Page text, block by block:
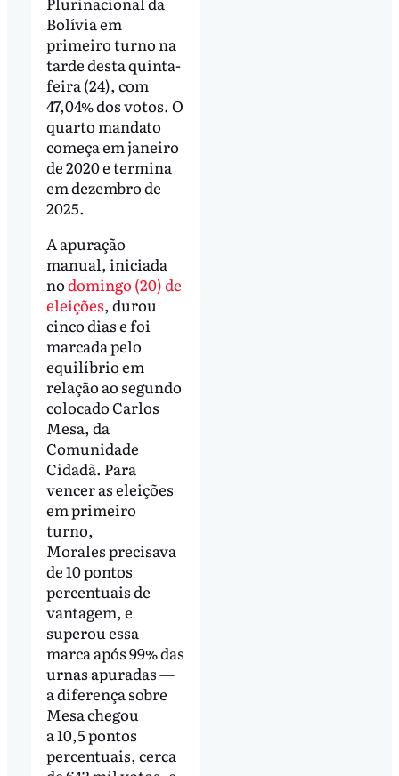
Bolívia em
primeiro turno na
tarde desta quinta-
feira (24), com
47,04% dos votos. O
quarto mandato
começa em janeiro
de 2020 e termina
em dezembro de
2025.
A apuração
manual, iniciada
nodomingo (20) de
eleições, durou
cinco dias e foi
marcada pelo
equilíbrio em
relação ao segundo
colocado Carlos
Mesa, da
Comunidade
Cidadã. Para
vencer as eleições
em primeiro
turno,
Morales precisava
de 10 pontos
percentuais de
vantagem, e
superou essa
marca após 99% das
urnas apuradas —
a diferença sobre
Mesa chegou
a 10,5 pontos
percentuais, cerca